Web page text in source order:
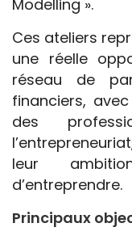
Modelling ».
Ces ateliers
une réelle
réseau de
financiers,
des
leur
d’entreprendre.
Principaux